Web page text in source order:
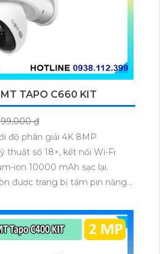
TAPO C660 KIT
₫
độ phân giải 4K 8MP
thuật số 18×, kết nối Wi-Fi
ion 10000 mAh sạc lại.
được trang bị tấm pin năng
lưu trữ thẻ microSD tối đa 512